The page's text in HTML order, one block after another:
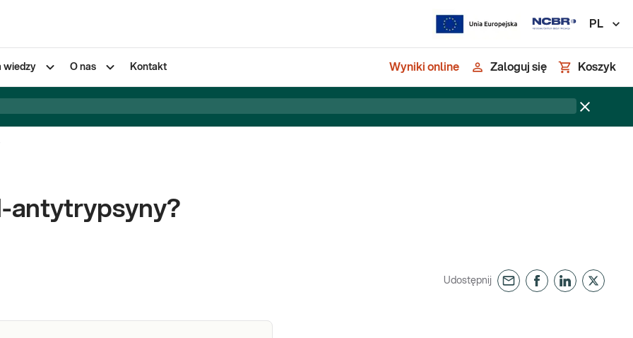
PL
wiedzy O nas Kontakt Wyniki online Zaloguj się Koszyk
antytrypsyny?
Udostępnij